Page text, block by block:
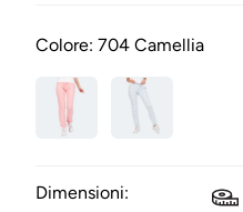
Colore: 704 Camellia
Dimensioni: